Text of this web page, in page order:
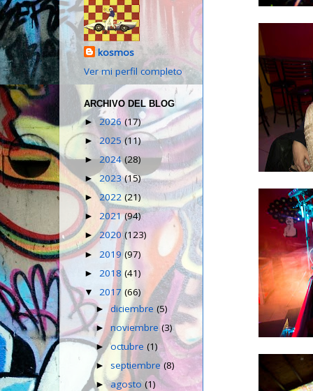
kosmos
Ver mi perfil completo
ARCHIVO DEL BLOG
► 2026(17)
► 2025(11)
► 2024(28)
► 2023(15)
►2022(21)
► 2021(94)
►2020(123)
► 2019(97)
► 2018 (41)
▼ 2017 (66)
►diciembre(5)
►noviembre(3)
►octubre(1)
► septiembre(8)
►agosto(1)